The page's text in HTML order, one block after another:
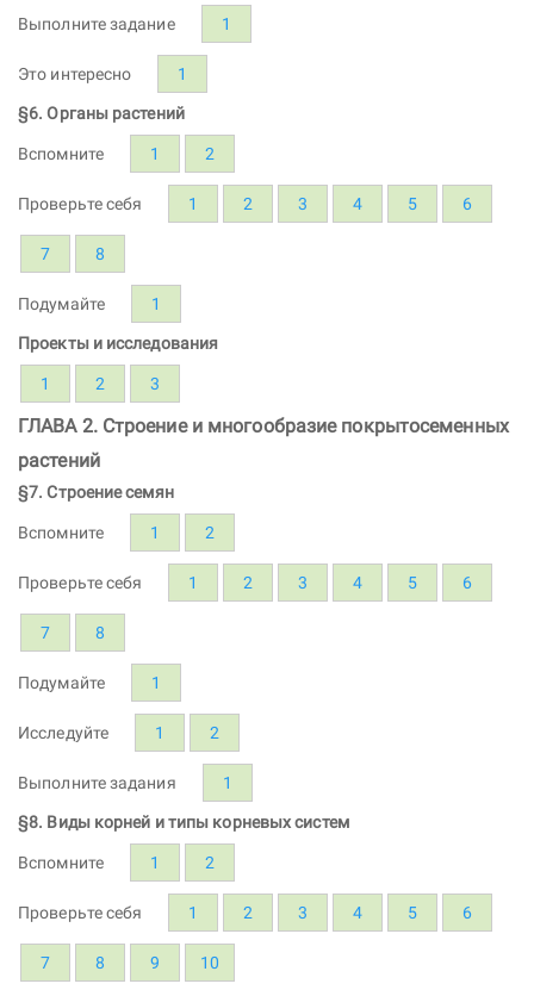
Выполните задание 1
Это интересно 1
§6. Органы растений
Вспомните 1 2
Проверьте себя 1 2 3 4 5 6
7 8
Подумайте 1
Проекты и исследования
1 2 3
ГЛАВА 2. Строение и многообразие покрытосеменных
растений
§7. Строение семян
Вспомните 1 2
Проверьте себя 1 2 3 4 5 6
7 8
Подумайте 1
Исследуйте 1 2
Выполните задания 1
§8. Виды корней и типы корневых систем
Вспомните 1 2
Проверьте себя 1 2 3 4 5 6
7 8 9 10